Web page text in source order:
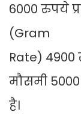
6000 रुपये
(Gram
Rate)
मौसमी
है।